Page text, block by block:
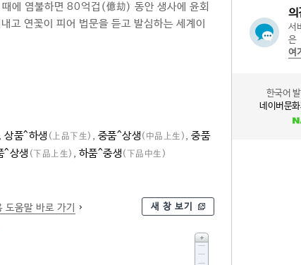
에 염불하면 80억겁(億劫) 동안 생사에 윤회
연꽃이 피어 법문을 듣고 발심하는 세계이
, 상품^하생 (上品下生) , 중품^상생(中品上生) , 중품
^상생(下品上生) , 하품^중생(下品中生)
도움말 바로 가기 새 창 보기
의
서
은
여
한국어
네이버문